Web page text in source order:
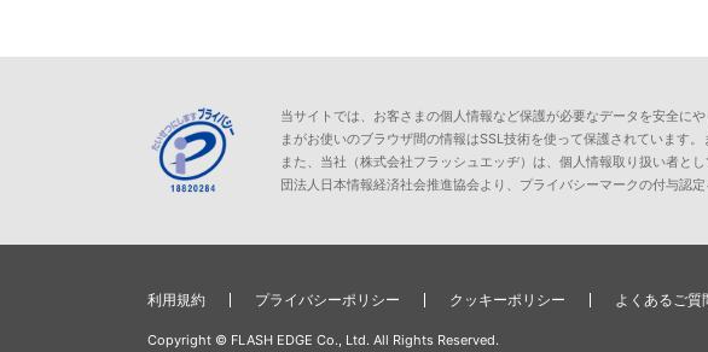
当サイトでは、お客さまの個人情報など保護が必要なデータを安全に
まがお使いのブラウザ間の情報はSSL技術を使って保護されています
また、当社（株式会社フラッシュエッヂ）は、個人情報取り扱い者と
団法人日本情報経済社会推進協会より、プライバシーマークの付与認定
利用規約 プライバシーポリシー クッキーポリシー よくあるご質
Copyright © FLASH EDGE Co., Ltd. All Rights Reserved.